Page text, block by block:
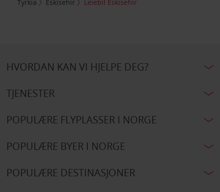
Tyrkia
Eskisehir Leiebil Eskisehir
HVORDAN KAN VI HJELPE DEG?
TJENESTER
POPULÆRE FLYPLASSER I NORGE
POPULÆRE BYER I NORGE
POPULÆRE DESTINASJONER